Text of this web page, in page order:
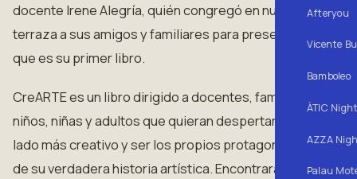
Afteryou
Vicente
Bamboleo
ÀTIC
AZZA
Palau
docente Irene Alegría, quién congregó en nuestra
terraza a sus amigos y familiares para presentar el
que es su primer libro.
CreARTE es un libro dirigido a docentes, familias,
niños, niñas y adultos que quieran despertar su
lado más creativo y ser los propios protagonistas
de su verdadera historia artística. Encontrarás